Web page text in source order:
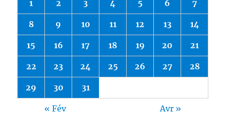
1 2 3 4 5 6 7
8 9 10 11 12 13 14
15 16 17 18 19 20 21
22 23 24 25 26 27 28
29 30 31
« Fév Avr »